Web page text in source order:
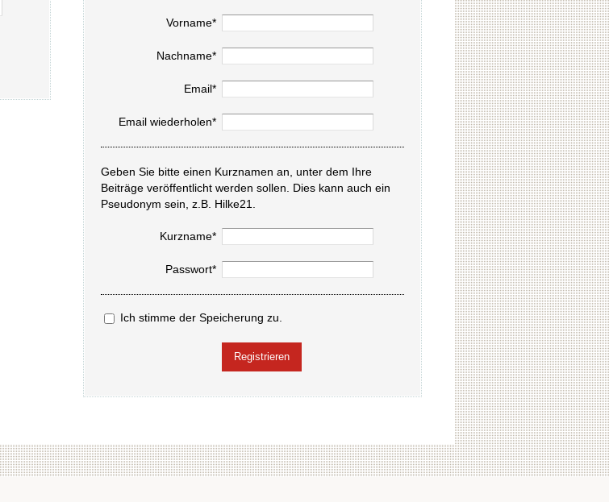
Vorname*
Nachname*
Email*
Email wiederholen*
Geben Sie bitte einen Kurznamen an, unter dem Ihre
Beiträge veröffentlicht werden sollen. Dies kann auch ein
Pseudonym sein, z.B. Hilke21.
Kurzname*
Passwort*
Ich stimme der Speicherung zu.